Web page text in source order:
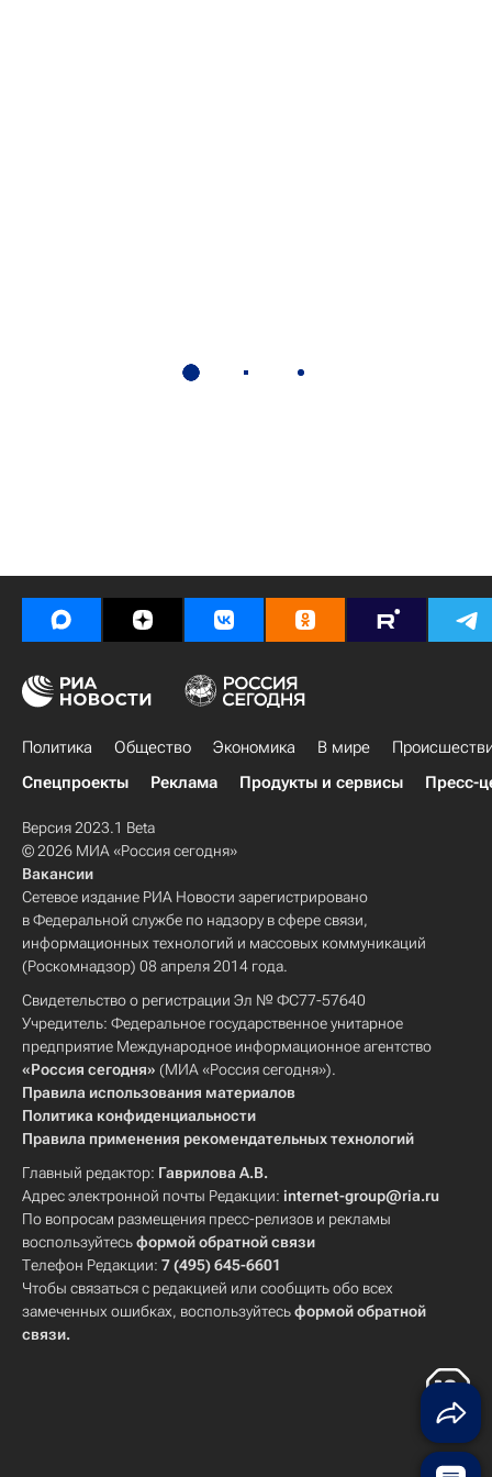
Политика Общество Экономика В мире
Спецпроекты
Реклама Продукты и сервисы Пресс-
Версия 2023.1 Beta
© 2026 МИА «Россия сегодня»
Вакансии
Сетевое издание РИА Новости зарегистрировано
в Федеральной службе по надзору в сфере связи,
информационных технологий и массовых коммуникаций
(Роскомнадзор) 08 апреля 2014 года.
Свидетельство о регистрации Эл № ФС77-57640
Учредитель: Федеральное государственное унитарное
предприятие Международное информационное агентство
«Россия сегодня» (МИА «Россия сегодня»).
Правила использования материалов
Политика конфиденциальности
Правила применения рекомендательных технологий
Главный редактор: Гаврилова А.В.
Адрес электронной почты Редакции: internet-group@ria.ru
По вопросам размещения пресс-релизов и рекламы
воспользуйтесьформой обратной связи
Телефон Редакции: 7 (495) 645-6601
Чтобы связаться с редакцией или сообщить обо всех
замеченных ошибках, воспользуйтесьформой обратной
связи.